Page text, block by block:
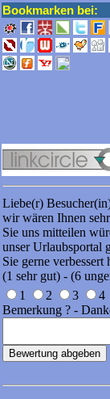
Bookmarken bei:
Liebe(r)
wir wären Ihnen
Sie uns mitteilen
unser Urlaubsportal
Sie gerne verbessert
(1 sehr gut) - (6
1
2 3 4
Bemerkung ? -